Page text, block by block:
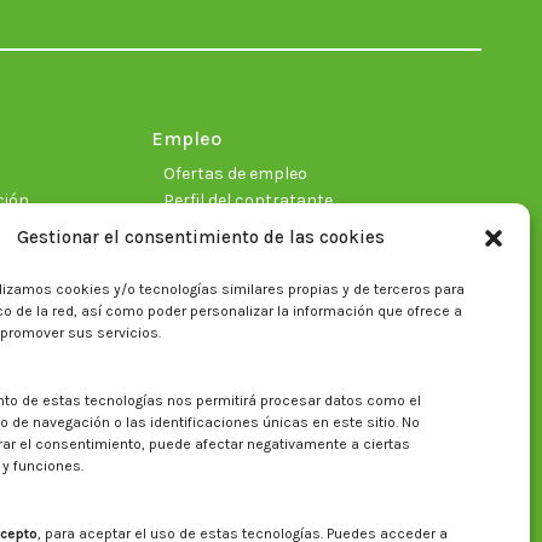
Gestionar el consentimiento de las cookies
cookies y/o tecnologías similares propias y de terceros para
de la red, así como poder personalizar la información que ofrece a
sus servicios.
de estas tecnologías nos permitirá procesar datos como el
de navegación o las identificaciones únicas en este sitio. No
el consentimiento, puede afectar negativamente a ciertas
funciones.
, para aceptar el uso de estas tecnologías. Puedes acceder a
new new new new new new
Empleo
Ofertas de empleo
Perfil del contratante
Buscar en la web del CITA
Buscar: